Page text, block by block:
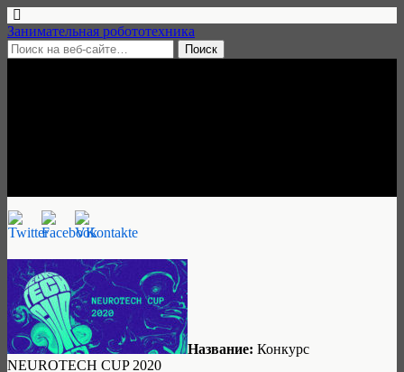
Занимательная робототехника
Название: Конкурс
NEUROTECH CUP 2020